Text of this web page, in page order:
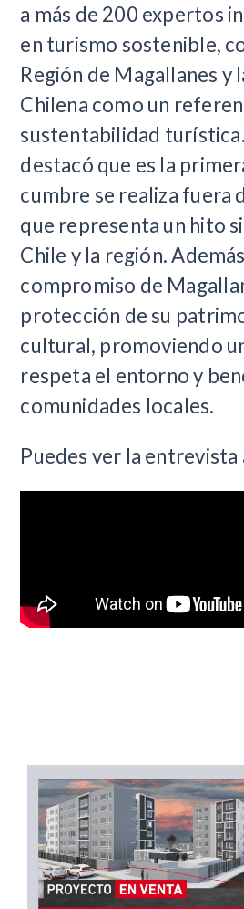
a más de 200 expertos
en turismo sostenible,
Región de Magallanes y
Chilena como un
sustentabilidad
destacó que es la
cumbre se realiza fuera
que representa un hito
Chile y la región.
compromiso de
protección de su
cultural, promoviendo
respeta el entorno y
comunidades locales.
Puedes ver la entrevista